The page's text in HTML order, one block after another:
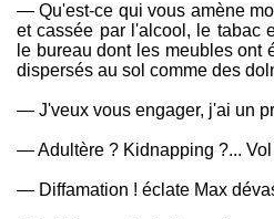
— Qu'est-ce qui vous amène
et cassée par l'alcool, le tabac
le bureau dont les meubles ont
dispersés au sol comme des
— J'veux vous engager, j'ai un
— Adultère ? Kidnapping ?...
— Diffamation ! éclate Max